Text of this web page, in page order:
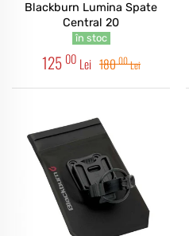
Blackburn Lumina Spate
Central 20
în stoc
125 00 Lei 18000Lei